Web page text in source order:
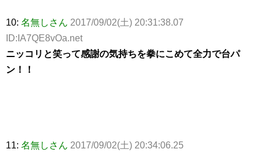
10: 名無しさん 2017/09/02(土) 20:31:38.07
ID:IA7QE8vOa.net
ニッコリと笑って感謝の気持ちを拳にこめて全力で台パ
ン！！
11: 名無しさん 2017/09/02(土) 20:34:06.25